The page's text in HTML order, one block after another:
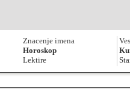
Znacenje imena
Horoskop
Lektire